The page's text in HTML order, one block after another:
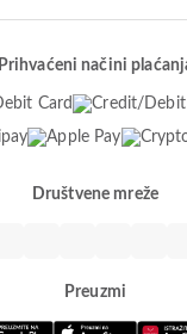
Prihvaćeni načini
Društvene mreže
Preuzmi